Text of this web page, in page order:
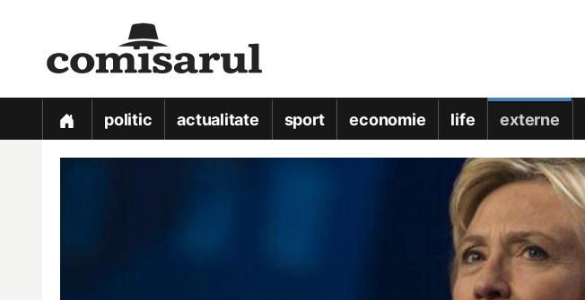
politic actualitate sport economie life externe